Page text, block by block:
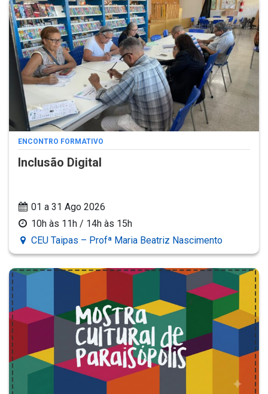
ENCONTRO FORMATIVO
Inclusão Digital
01 a 31 Ago 2026
10h às 11h / 14h às 15h
CEU Taipas – Profª Maria Beatriz Nascimento